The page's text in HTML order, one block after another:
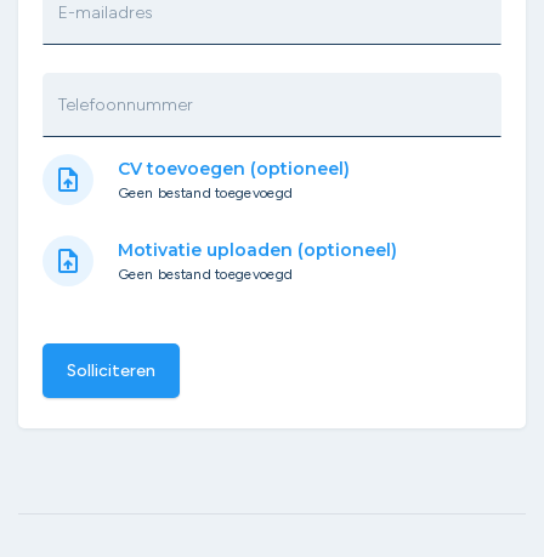
E-mailadres
Telefoonnummer
upload_file CV toevoegen (optioneel)
Geen bestand toegevoegd
upload_file Motivatie uploaden (optioneel)
Geen bestand toegevoegd
Solliciteren